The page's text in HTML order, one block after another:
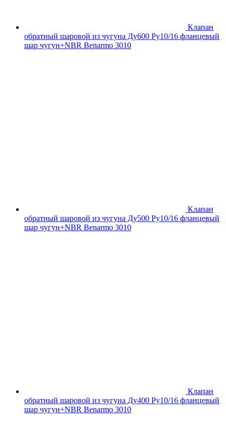
Клапан
обратный шаровой из чугуна Ду600 Ру10/16 фланцевый
шар чугун+NBR Benarmo 3010
Клапан
обратный шаровой из чугуна Ду500 Ру10/16 фланцевый
шар чугун+NBR Benarmo 3010
Клапан
обратный шаровой из чугуна Ду400 Ру10/16 фланцевый
шар чугун+NBR Benarmo 3010